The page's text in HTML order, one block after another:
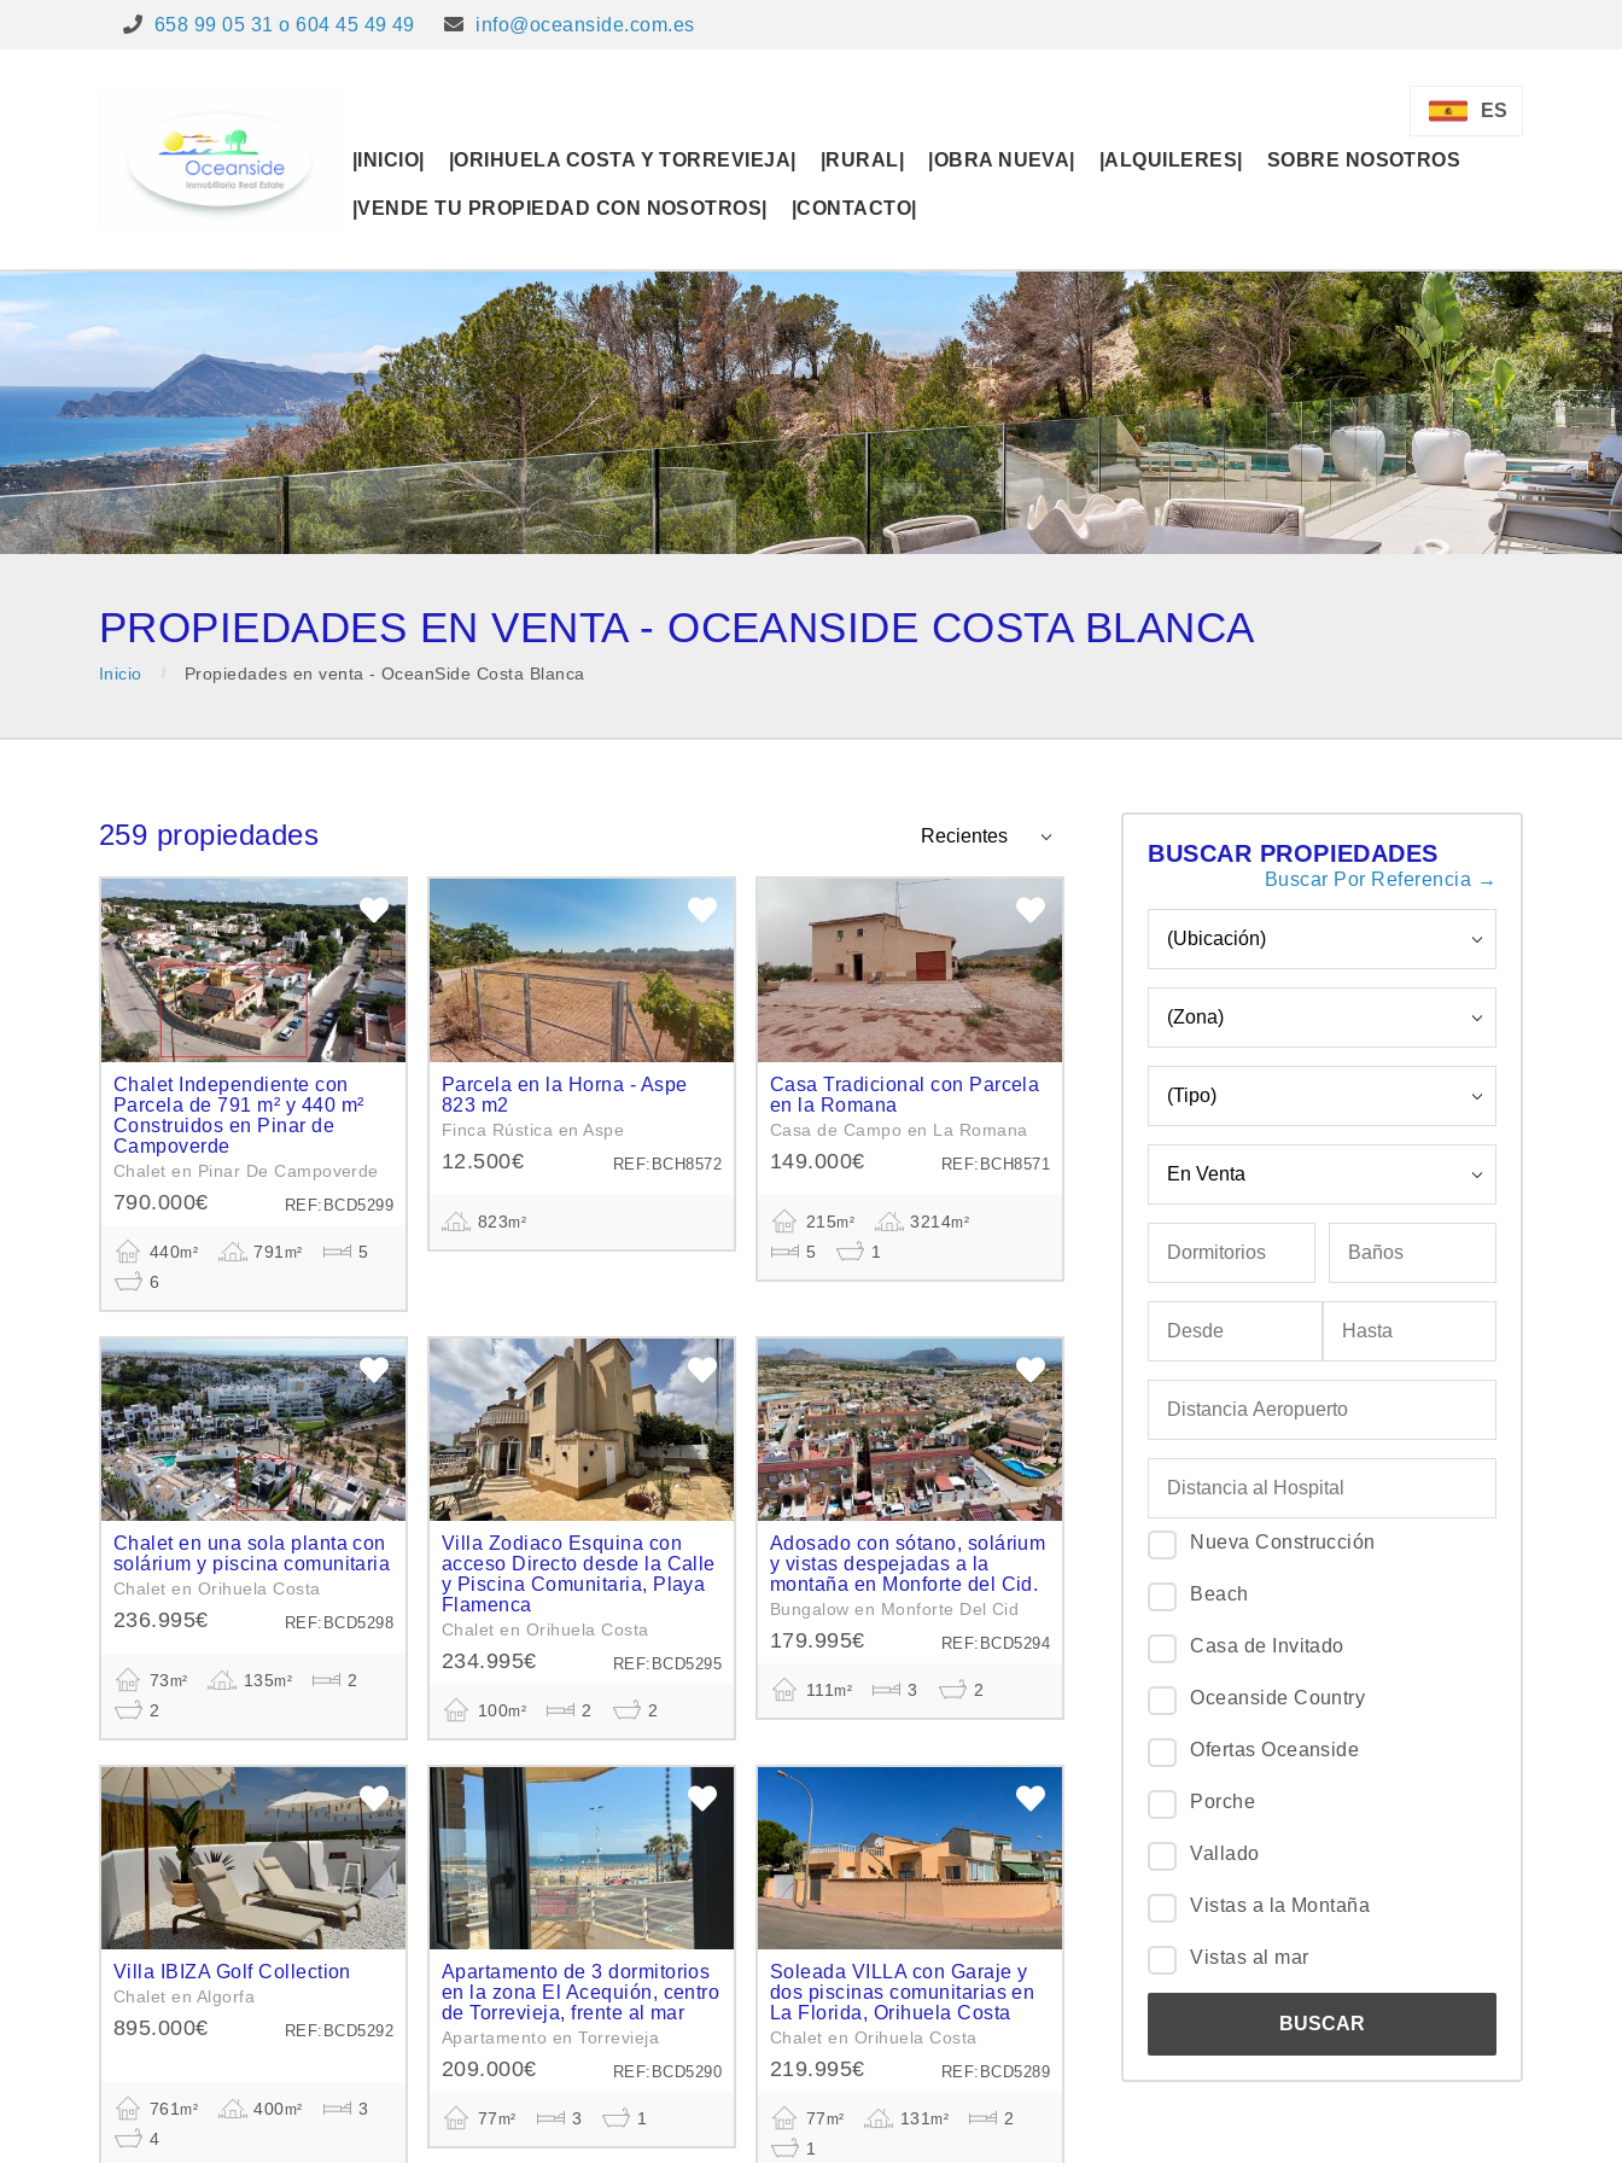
658 99 05 31 o 604 45 49 49 info@oceanside.com.es
ES
|INICIO| |ORIHUELA COSTA Y TORREVIEJA| |RURAL| |OBRA NUEVA| |ALQUILERES| SOBRE NOSOTROS
|VENDE TU PROPIEDAD CON NOSOTROS| |CONTACTO|
PROPIEDADES EN VENTA - OCEANSIDE COSTA BLANCA
Inicio Propiedades en venta - OceanSide Costa Blanca
259 propiedades
Chalet Independiente con
Parcela de 791 m² y 440 m²
Construidos en Pinar de
Campoverde
Chalet en Pinar De Campoverde
REF:BCD5299
790.000€
440m² 791 m²
5
6
Parcela en la Horna - Aspe
823 m2
Finca Rústica en Aspe
REF:BCH8572
12.500€
823m²
Casa Tradicional con Parcela
en la Romana
Casa de Campo en La Romana
REF:BCH8571
149.000€
215m² 3214m²
5 1
Chalet en una sola planta con
solárium y piscina comunitaria
Chalet en Orihuela Costa
REF:BCD5298
236.995€
73m² 135m²
2
2
Villa Zodiaco Esquina con
acceso Directo desde la Calle
y Piscina Comunitaria, Playa
Flamenca
Chalet en Orihuela Costa
REF:BCD5295
234.995€
100m² 2 2
Adosado con sótano, solárium
y vistas despejadas a la
montaña en Monforte del Cid.
Bungalow en Monforte Del Cid
REF:BCD5294
179.995€
111m² 3 2
Villa IBIZA Golf Collection
Chalet en Algorfa
REF:BCD5292
895.000€
761m² 400m²
3
4
Apartamento de 3 dormitorios
en la zona El Acequión, centro
de Torrevieja, frente al mar
Apartamento en Torrevieja
REF:BCD5290
209.000€
77m² 3 1
Soleada VILLA con Garaje y
dos piscinas comunitarias en
La Florida, Orihuela Costa
Chalet en Orihuela Costa
REF:BCD5289
219.995€
77m² 131m²
2
1
BUSCAR PROPIEDADES
Buscar Por Referencia →
Nueva Construcción
Beach
Casa de Invitado
Oceanside Country
Ofertas Oceanside
Porche
Vallado
Vistas a la Montaña
Vistas al mar